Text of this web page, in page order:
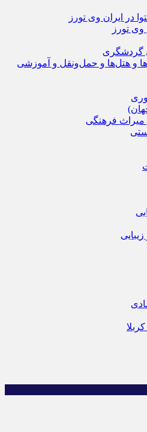
در ایران وی تورز
وی تورز
گردشگری
و هتل‌ها و حمل‌و‌نقل و آموزشی
فرهنگی